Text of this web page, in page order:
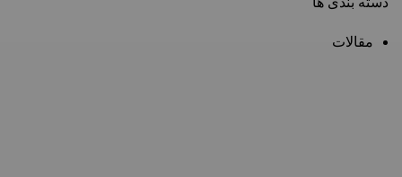
مقالات